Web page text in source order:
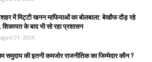
में मिट्टी खनन माफियाओं का बोलबाला: बेखौफ दौड़ रहे
के बाद भी सो रहा प्रशासन
01, 2026
समुदाय की इतनी कमजोर राजनीतिक का जिम्मेदार कौन ?